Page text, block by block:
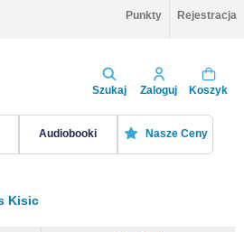
Punkty Rejestracja
Szukaj Zaloguj Koszyk
Audiobooki Nasze Ceny
Kisic